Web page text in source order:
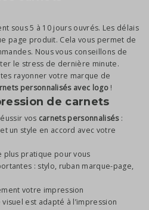
sous 5 à 10 jours ouvrés. Les délais
page produit. Cela vous permet de
Nous vous conseillons de
le stress de dernière minute.
rayonner votre marque de
personnalisés avec logo!
de carnets
vos carnets personnalisés:
un style en accord avec votre
plus pratique pour vous
: stylo, ruban marque-page,
votre impression
est adapté à l’impression